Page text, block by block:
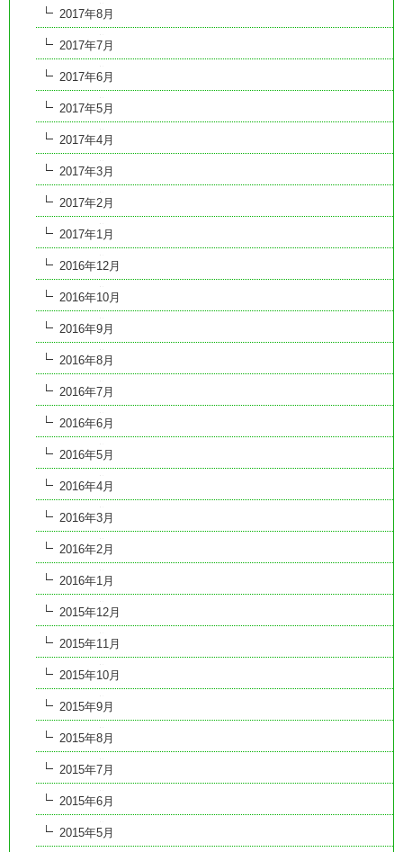
2017年8月
2017年7月
2017年6月
2017年5月
2017年4月
2017年3月
2017年2月
2017年1月
2016年12月
2016年10月
2016年9月
2016年8月
2016年7月
2016年6月
2016年5月
2016年4月
2016年3月
2016年2月
2016年1月
2015年12月
2015年11月
2015年10月
2015年9月
2015年8月
2015年7月
2015年6月
2015年5月